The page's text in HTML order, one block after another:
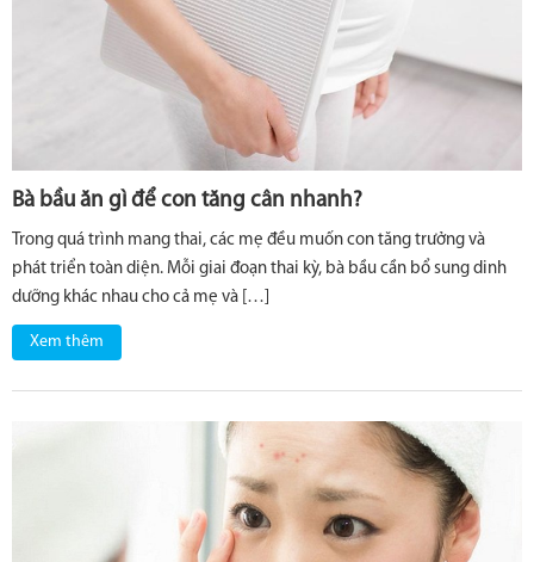
Bà bầu ăn gì để con tăng cân nhanh?
Trong quá trình mang thai, các mẹ đều muốn con tăng trưởng và
phát triển toàn diện. Mỗi giai đoạn thai kỳ, bà bầu cần bổ sung dinh
dưỡng khác nhau cho cả mẹ và […]
Xem thêm